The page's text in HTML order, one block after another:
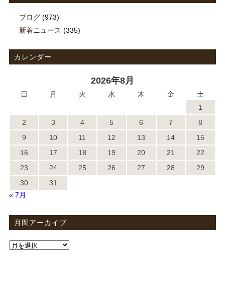
ブログ(973)
新着ニュース (335)
カレンダー
2026年8月
日 月 火 水 木 金
土
1
2
3 4 5 6 7
8
9
10 11 12 13 14
15
16
17 18 19 20 21
22
23
24 25 26 27 28
29
30
31
« 7月
月間アーカイブ